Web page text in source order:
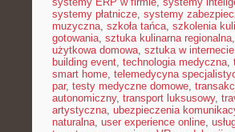
systemy płatnicze, systemy
muzyczna, szkoła tańca, szkolenia
gotowania, sztuka kulinarna regionalna,
użytkowa domowa, sztuka w internecie
building event, technologia medyczna,
smart home, telemedycyna
par, testy medyczne domowe,
autonomiczny, transport luksusowy,
artystyczna, ubezpieczenia
naturalna, user experience online,